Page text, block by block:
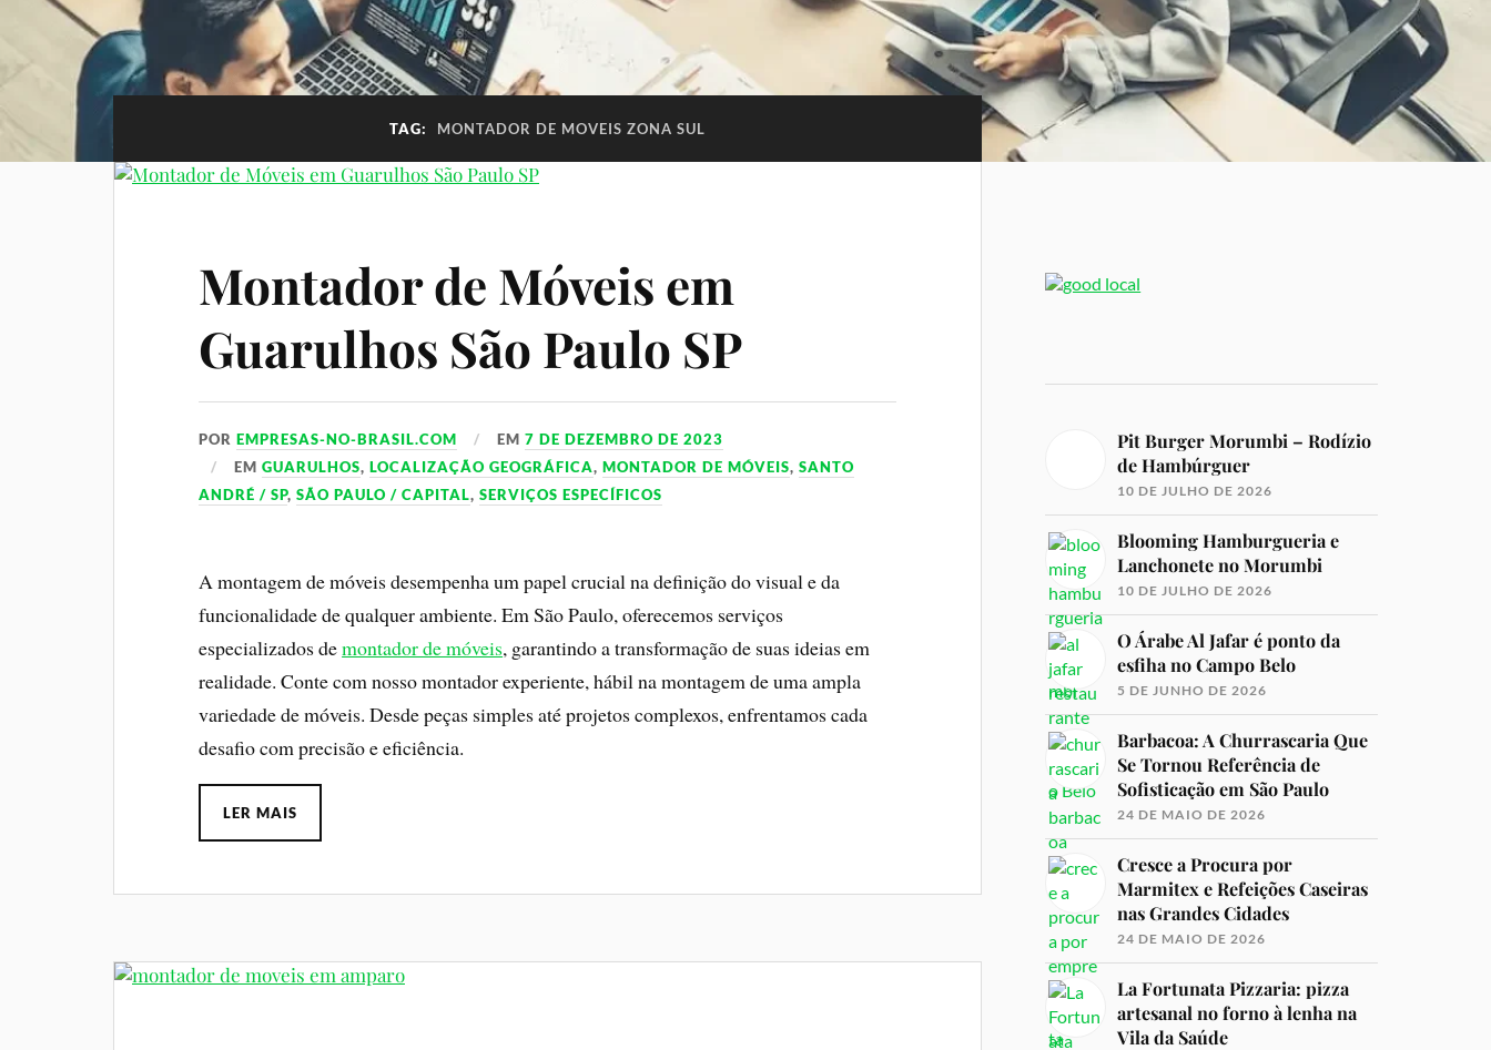
TAG: MONTADOR DE MOVEIS ZONA SUL
Montador de Móveis em
Guarulhos São Paulo SP
POREMPRESAS-NO-BRASIL.COM EM7 DE DEZEMBRO DE 2023
EMGUARULHOS,LOCALIZAÇÃO GEOGRÁFICA,MONTADOR DE MÓVEIS,SANTO
ANDRÉ / SP,SÃO PAULO / CAPITAL,SERVIÇOS ESPECÍFICOS
A montagem de móveis desempenha um papel crucial na definição do visual e da
funcionalidade de qualquer ambiente. Em São Paulo, oferecemos serviços
especializados demontador de móveis, garantindo a transformação de suas ideias em
realidade. Conte com nosso montador experiente, hábil na montagem de uma ampla
variedade de móveis. Desde peças simples até projetos complexos, enfrentamos cada
desafio com precisão e eficiência.
LER MAIS
Pit Burger Morumbi – Rodízio
de Hambúrguer
10 DE JULHO DE 2026
Blooming Hamburgueria e
Lanchonete no Morumbi
10 DE JULHO DE 2026
O Árabe Al Jafar é ponto da
esfiha no Campo Belo
5 DE JUNHO DE 2026
Barbacoa: A Churrascaria Que
Se Tornou Referência de
Sofisticação em São Paulo
24 DE MAIO DE 2026
Cresce a Procura por
Marmitex e Refeições Caseiras
nas Grandes Cidades
24 DE MAIO DE 2026
La Fortunata Pizzaria: pizza
artesanal no forno à lenha na
Vila da Saúde